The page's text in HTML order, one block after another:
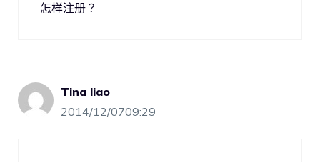
怎样注册？
Tina liao
2014/12/0709:29